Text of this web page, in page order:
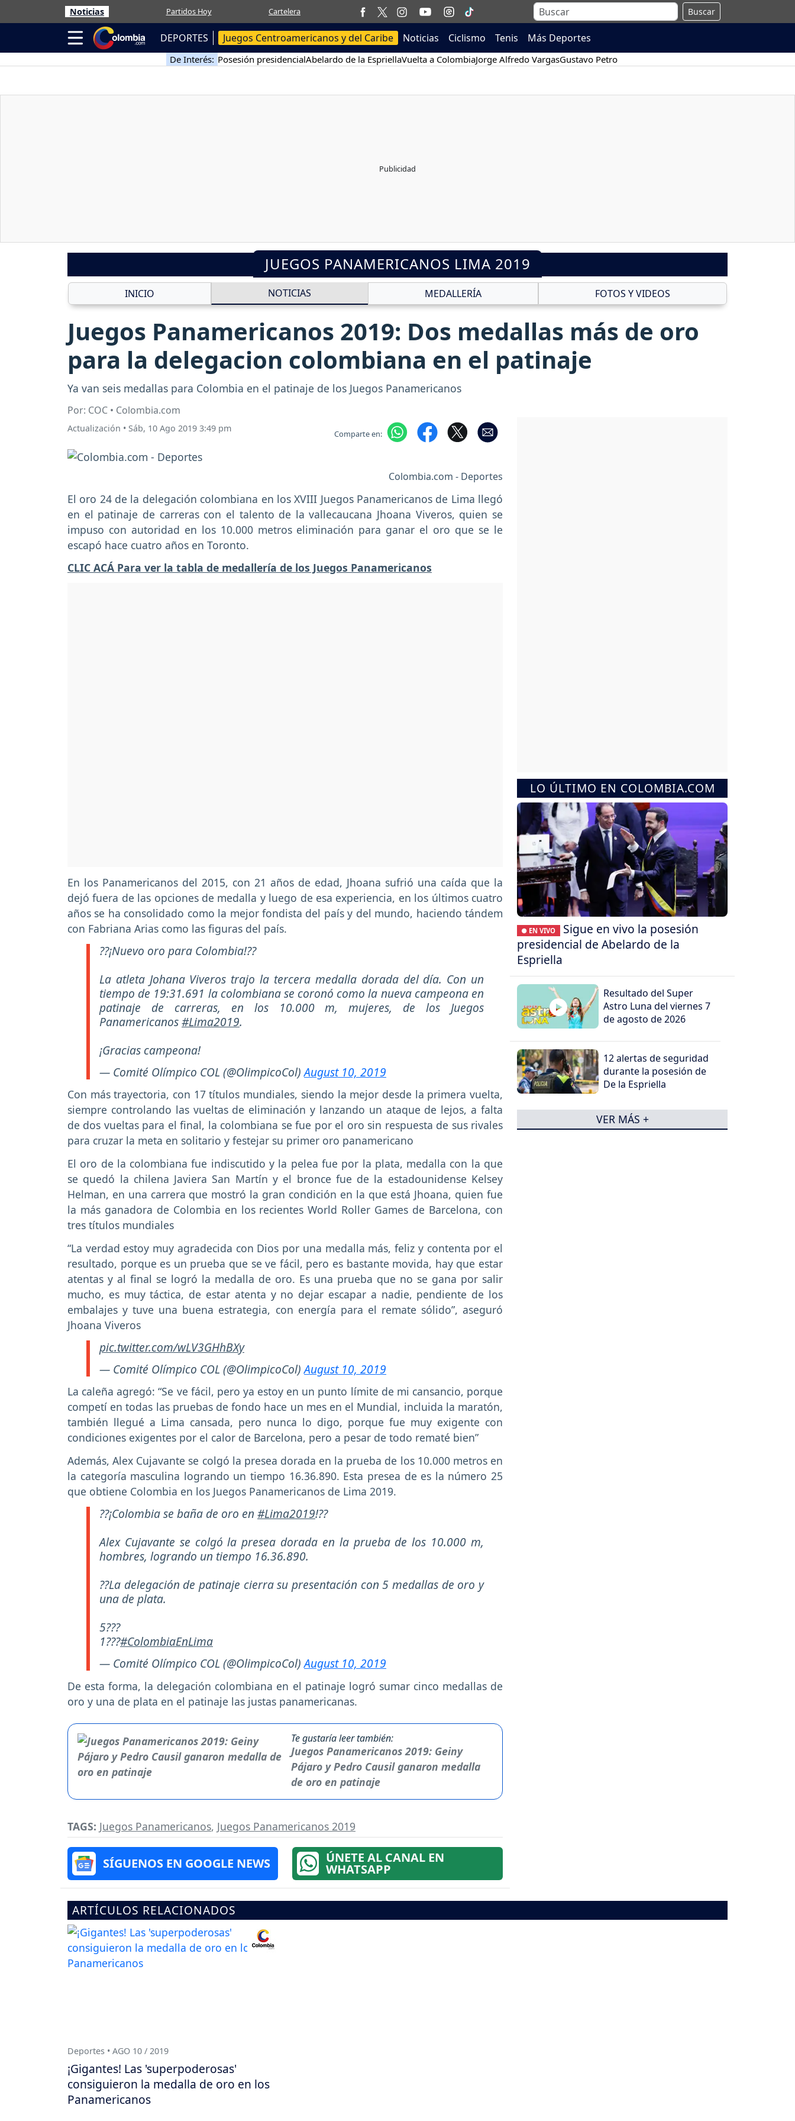
Noticias Partidos Hoy Cartelera Buscar
DEPORTES Juegos Centroamericanos y del Caribe Noticias Ciclismo Tenis Más Deportes
De Interés: Posesión presidencialAbelardo de la EspriellaVuelta a ColombiaJorge Alfredo VargasGustavo Petro
JUEGOS PANAMERICANOS LIMA 2019
INICIO NOTICIAS MEDALLERÍA FOTOS Y VIDEOS
Juegos Panamericanos 2019: Dos medallas más de oro
para la delegacion colombiana en el patinaje
Ya van seis medallas para Colombia en el patinaje de los Juegos Panamericanos
Por: COC • Colombia.com
Actualización • Sáb, 10 Ago 2019 3:49 pm Comparte en:
Colombia.com - Deportes
El oro 24 de la delegación colombiana en los XVIII Juegos Panamericanos de Lima llegó
en el patinaje de carreras con el talento de la vallecaucana Jhoana Viveros, quien se
impuso con autoridad en los 10.000 metros eliminación para ganar el oro que se le
escapó hace cuatro años en Toronto.
CLIC ACÁ Para ver la tabla de medallería de los Juegos Panamericanos
En los Panamericanos del 2015, con 21 años de edad, Jhoana sufrió una caída que la
dejó fuera de las opciones de medalla y luego de esa experiencia, en los últimos cuatro
años se ha consolidado como la mejor fondista del país y del mundo, haciendo tándem
con Fabriana Arias como las figuras del país.
??¡Nuevo oro para Colombia!??
La atleta Johana Viveros trajo la tercera medalla dorada del día. Con un
tiempo de 19:31.691 la colombiana se coronó como la nueva campeona en
patinaje de carreras, en los 10.000 m, mujeres, de los Juegos
Panamericanos#Lima2019.
¡Gracias campeona!
— Comité Olímpico COL (@OlimpicoCol)August 10, 2019
Con más trayectoria, con 17 títulos mundiales, siendo la mejor desde la primera vuelta,
siempre controlando las vueltas de eliminación y lanzando un ataque de lejos, a falta
de dos vueltas para el final, la colombiana se fue por el oro sin respuesta de sus rivales
para cruzar la meta en solitario y festejar su primer oro panamericano
El oro de la colombiana fue indiscutido y la pelea fue por la plata, medalla con la que
se quedó la chilena Javiera San Martín y el bronce fue de la estadounidense Kelsey
Helman, en una carrera que mostró la gran condición en la que está Jhoana, quien fue
la más ganadora de Colombia en los recientes World Roller Games de Barcelona, con
tres títulos mundiales
“La verdad estoy muy agradecida con Dios por una medalla más, feliz y contenta por el
resultado, porque es un prueba que se ve fácil, pero es bastante movida, hay que estar
atentas y al final se logró la medalla de oro. Es una prueba que no se gana por salir
mucho, es muy táctica, de estar atenta y no dejar escapar a nadie, pendiente de los
embalajes y tuve una buena estrategia, con energía para el remate sólido”, aseguró
Jhoana Viveros
pic.twitter.com/wLV3GHhBXy
— Comité Olímpico COL (@OlimpicoCol)August 10, 2019
La caleña agregó: “Se ve fácil, pero ya estoy en un punto límite de mi cansancio, porque
competí en todas las pruebas de fondo hace un mes en el Mundial, incluida la maratón,
también llegué a Lima cansada, pero nunca lo digo, porque fue muy exigente con
condiciones exigentes por el calor de Barcelona, pero a pesar de todo rematé bien”
Además, Alex Cujavante se colgó la presea dorada en la prueba de los 10.000 metros en
la categoría masculina logrando un tiempo 16.36.890. Esta presea de es la número 25
que obtiene Colombia en los Juegos Panamericanos de Lima 2019.
??¡Colombia se baña de oro en #Lima2019!??
Alex Cujavante se colgó la presea dorada en la prueba de los 10.000 m,
hombres, logrando un tiempo 16.36.890.
??La delegación de patinaje cierra su presentación con 5 medallas de oro y
una de plata.
5???
1???#ColombiaEnLima
— Comité Olímpico COL (@OlimpicoCol)August 10, 2019
De esta forma, la delegación colombiana en el patinaje logró sumar cinco medallas de
oro y una de plata en el patinaje las justas panamericanas.
Te gustaría leer también:
Juegos Panamericanos 2019: Geiny
Pájaro y Pedro Causil ganaron medalla
de oro en patinaje
TAGS: Juegos Panamericanos, Juegos Panamericanos 2019
SÍGUENOS EN GOOGLE NEWS ÚNETE AL CANAL EN
WHATSAPP
LO ÚLTIMO EN COLOMBIA.COM
● EN VIVO
Sigue en vivo la posesión
presidencial de Abelardo de la
Espriella
Resultado del Super
Astro Luna del viernes 7
de agosto de 2026
12 alertas de seguridad
durante la posesión de
De la Espriella
VER MÁS +
ARTÍCULOS RELACIONADOS
Deportes • AGO 10 / 2019
¡Gigantes! Las 'superpoderosas'
consiguieron la medalla de oro en los
Panamericanos